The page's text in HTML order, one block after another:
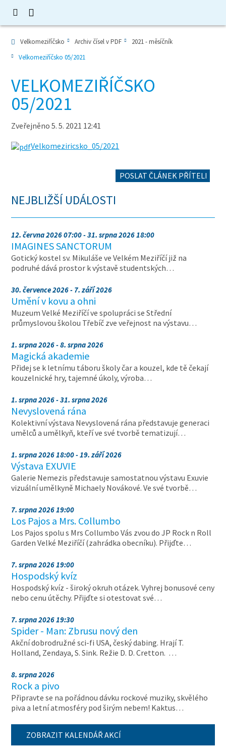
Velkomeziříčsko Archiv čísel v PDF
2021 - měsíčník
Velkomeziříčsko 05/2021
VELKOMEZIŘÍČSKO
05/2021
Zveřejněno 5. 5. 2021 12:41
Velkomeziricsko_05/2021
POSLAT ČLÁNEK PŘÍTELI
NEJBLIŽŠÍ UDÁLOSTI
12. června 2026 07:00 - 31. srpna 2026 18:00
IMAGINES SANCTORUM
Gotický kostel sv. Mikuláše ve Velkém Meziříčí již na
podruhé dává prostor k výstavě studentských…
30. července 2026 - 7. září 2026
Umění v kovu a ohni
Muzeum Velké Meziříčí ve spolupráci se Střední
průmyslovou školou Třebíč zve veřejnost na výstavu…
1. srpna 2026 - 8. srpna 2026
Magická akademie
Přidej se k letnímu táboru školy čar a kouzel, kde tě čekají
kouzelnické hry, tajemné úkoly, výroba…
1. srpna 2026 - 31. srpna 2026
Nevyslovená rána
Kolektivní výstava Nevyslovená rána představuje generaci
umělců a umělkyň, kteří ve své tvorbě tematizují…
1. srpna 2026 18:00 - 19. září 2026
Výstava EXUVIE
Galerie Nemezis představuje samostatnou výstavu Exuvie
vizuální umělkyně Michaely Novákové. Ve své tvorbě…
7. srpna 2026 19:00
Los Pajos a Mrs. Collumbo
Los Pajos spolu s Mrs Collumbo Vás zvou do JP Rock n Roll
Garden Velké Meziříčí (zahrádka obecníku). Přijďte…
7. srpna 2026 19:00
Hospodský kvíz
Hospodský kvíz - široký okruh otázek. Vyhrej bonusové ceny
nebo cenu útěchy. Přijďte si otestovat své…
7. srpna 2026 19:30
Spider - Man: Zbrusu nový den
Akční dobrodružné sci-fi USA, český dabing. Hrají T.
Holland, Zendaya, S. Sink. Režie D. D. Cretton. …
8. srpna 2026
Rock a pivo
Připravte se na pořádnou dávku rockové muziky, skvělého
piva a letní atmosféry pod širým nebem! Kaktus…
ZOBRAZIT KALENDÁŘ AKCÍ